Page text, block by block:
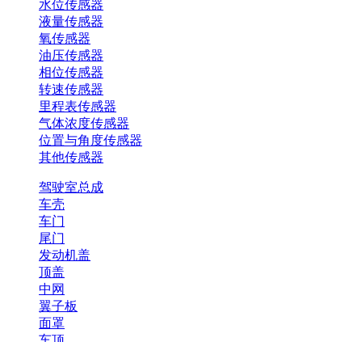
水位传感器
液量传感器
氧传感器
油压传感器
相位传感器
转速传感器
里程表传感器
气体浓度传感器
位置与角度传感器
其他传感器
驾驶室总成
车壳
车门
尾门
发动机盖
顶盖
中网
翼子板
面罩